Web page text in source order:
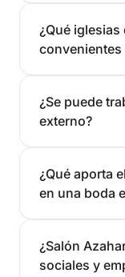
¿Qué iglesias
convenientes
¿Se puede
externo?
¿Qué aporta
en una boda
¿Salón
sociales y